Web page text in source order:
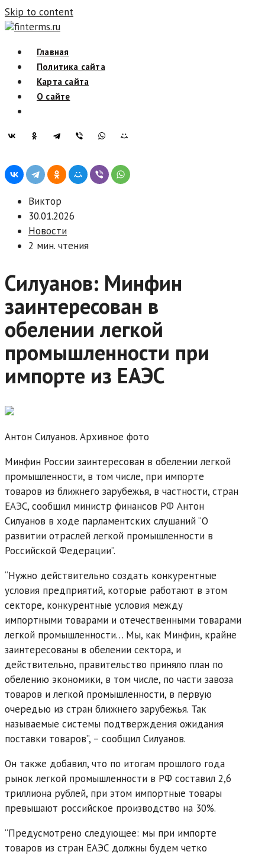
Skip to content
finterms.ru
Главная
Политика сайта
Карта сайта
О сайте
Виктор
30.01.2026
Новости
2 мин. чтения
Силуанов: Минфин
заинтересован в
обелении легкой
промышленности при
импорте из ЕАЭС
Антон Силуанов. Архивное фото
Минфин России заинтересован в обелении легкой
промышленности, в том числе, при импорте
товаров из ближнего зарубежья, в частности, стран
ЕАЭС, сообщил министр финансов РФ Антон
Силуанов в ходе парламентских слушаний “О
развитии отраслей легкой промышленности в
Российской Федерации”.
“Нужно действительно создать конкурентные
условия предприятий, которые работают в этом
секторе, конкурентные условия между
импортными товарами и отечественными товарами
легкой промышленности… Мы, как Минфин, крайне
заинтересованы в обелении сектора, и
действительно, правительство приняло план по
обелению экономики, в том числе, по части завоза
товаров и легкой промышленности, в первую
очередью из стран ближнего зарубежья. Так
называемые системы подтверждения ожидания
поставки товаров”, – сообщил Силуанов.
Он также добавил, что по итогам прошлого года
рынок легкой промышленности в РФ составил 2,6
триллиона рублей, при этом импортные товары
превышают российское производство на 30%.
“Предусмотрено следующее: мы при импорте
товаров из стран ЕАЭС должны будем четко